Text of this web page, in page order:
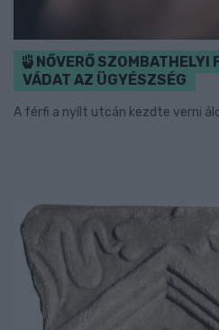
NŐVERŐ SZOMBATHELYI
VÁDAT AZ ÜGYÉSZSÉG
A férfi a nyílt utcán kezdte verni